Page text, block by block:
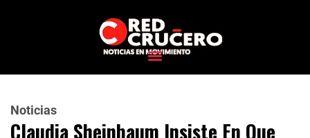
Noticias
Claudia Sheinbaum Insiste En Que